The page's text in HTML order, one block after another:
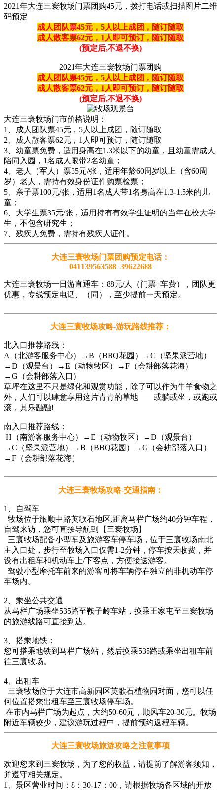
2021年大连三寰牧场门票团购45元，拨打电话或扫描图片二维
码预定
成人团队票45元，5人以上成团，随订随取
成人散客票62元，1人即可预订，随订随取
(预定后,不退不换)
2021年大连三寰牧场门票团购
成人团队票45元，5人以上成团，随订随取
成人散客票62元，1人即可预订，随订随取
(预定后,不退不换)
大连三寰牧场门市价格说明：
1、成人团队票45元，5人以上成团，随订随取
2、成人散客票62元，1人即可预订，随订随取
3、幼童票免费，适用身高在1.3米以下的幼童，且幼童需成人
陪同入园，1名成人限带2名幼童；
4、老人（军人）票35元/张，适用年龄60周岁以上（含60周
岁）老人，需持有效身份证件购票检票；
5、亲子票100元/张，适用1名成人带1名身高在1.3-1.5米的儿
童；
6、大学生票35元/张，适用持有有效学生证明的当年在校大学
生，不包含研究生；
7、残疾人免费，需持有残疾人证件。
大连三寰牧场门票团购预定电话：
041139563588 39622688
大连三寰牧场一日游直通车：88元/人（门票+车费），团队更
优惠，专线预定电话、（同），至少提前一天预定。
大连三寰牧场攻略-游玩路线推荐：
北入口推荐路线：
A（北游客服务中心）→B（BBQ花园）→C（坚果派营地）
→D（观景台）→E（动物牧区）→F（会耕部落花海）
→G（会耕部落入口）
草坪在这里不只是绿化和观赏功能，除了可以作为牛羊食物之
外，人们可以肆意享用这片青青的草地——或躺或坐，或跑或
滚，其乐融融!
南入口推荐路线：
H（南游客服务中心）→E（动物牧区）→D（观景台）
→C（坚果派营地）→B（BBQ花园）→G（会耕部落入口）
→F（会耕部落花海）
大连三寰牧场攻略-交通指南：
1、自驾车
牧场位于旅顺中路英歌石地区,距离马栏广场约40分钟车程，
自驾来访，您可直接导航到【三寰牧场】
三寰牧场配备小型车及旅游客车停车场，位于三寰牧场南北
主入口处，步行至牧场入口仅需1-2分钟，停车按天收费，并
设有出租车和机动车上/下客点，方便接送游客。
驾驶小型摩托车前来的游客可将车辆停在独立的非机动车停
车场内。
2、乘坐公共交通
从马栏广场乘坐535路至鞍子岭车站，换乘王家屯至三寰牧场
的旅游线路可直接到达。
3、搭乘地铁：
您可搭乘地铁到马栏广场站，然后换乘535路或乘坐出租车前
往三寰牧场。
4、出租车
三寰牧场位于大连市高新园区英歌石植物园对面，您可以任
何位置搭乘出租车至三寰牧场停车场。
在市内马栏广场为起点，大约50-60元，顺风车20-30元。牧场
附近车辆较少，建议游玩过程中，提前预约返程车辆。
大连三寰牧场旅游攻略之注意事项
欢迎您来到三寰牧场，为了您的权益，请提前了解游客须知，
并遵守相关规定。
1、景区营业时间：8：30-17：00，请根据牧场各区域的开放